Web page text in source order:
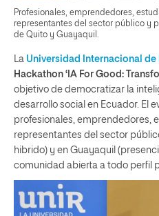
Profesionales, emprendedores,
representantes del sector público y
de Quito y Guayaquil.
La Universidad Internacional de
Hackathon ‘IA For Good:
objetivo de democratizar la
desarrollo social en Ecuador. El
profesionales, emprendedores,
representantes del sector
hibrido) y en Guayaquil
comunidad abierta a todo perfil